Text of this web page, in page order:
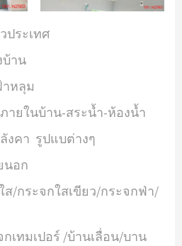
ประเทศ
บ้าน
าหลุม
ภายในบ้าน-สระน้ำ-ห้องน้ำ
งคา รูปแบต่างๆ
นอก
ส/กระจกใสเขียว/กระจกฟ่า/
เทมเปอร์ /บ้านเลื่อน/บาน